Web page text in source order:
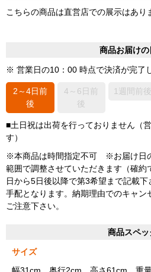
こちらの商品は直営店での展示はあり
商品お届けの
※ 営業日の10：00 時点で決済が完了
2～4日前
後
4～6日前
後
1週間前後
■土日祝は出荷を行っておりません（
す）
※本商品は時間指定不可 ※お届け日
範囲で調整させていただきます（確約
日から5日後以降で第3希望まで記載
手配となります。納期理由でのキャン
ご注意下さい。
商品スペッ
サイズ
幅31cm、奥行2cm、高さ61cm、重